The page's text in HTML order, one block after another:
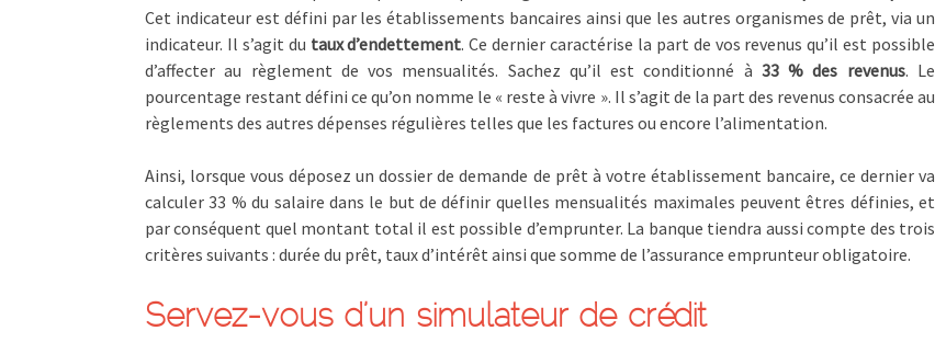
Cet indicateur est défini par les établissements bancaires ainsi que les autres organismes de prêt, via un
indicateur. Il s’agit du taux d’endettement. Ce dernier caractérise la part de vos revenus qu’il est possible
d’affecter au règlement de vos mensualités. Sachez qu’il est conditionné à 33 % des revenus. Le
pourcentage restant défini ce qu’on nomme le « reste à vivre ». Il s’agit de la part des revenus consacrée au
règlements des autres dépenses régulières telles que les factures ou encore l’alimentation.
Ainsi, lorsque vous déposez un dossier de demande de prêt à votre établissement bancaire, ce dernier va
calculer 33 % du salaire dans le but de définir quelles mensualités maximales peuvent êtres définies, et
par conséquent quel montant total il est possible d’emprunter. La banque tiendra aussi compte des trois
critères suivants : durée du prêt, taux d’intérêt ainsi que somme de l’assurance emprunteur obligatoire.
Servez-vous d’un simulateur de crédit